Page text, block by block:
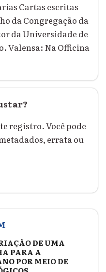
Cartas escritas
da Congregação da
da Universidade de
Valensa: Na Officina
registro. Você pode
errata ou
DE UMA
PARA A
POR MEIO DE